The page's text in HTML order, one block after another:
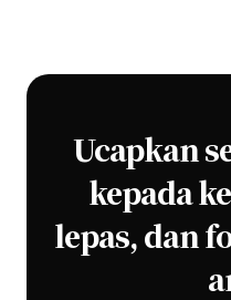
Ucapkan
kepada
lepas, dan